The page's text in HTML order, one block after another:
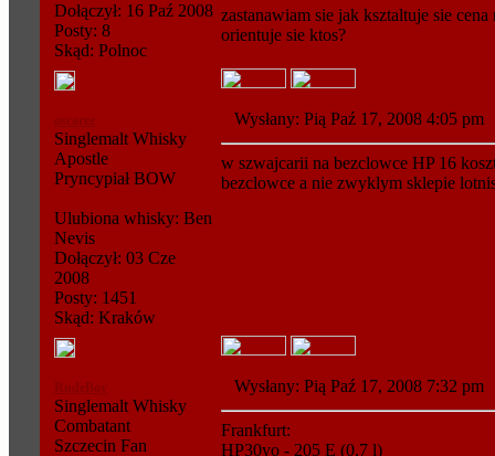
Dołączył: 16 Paź 2008
Posty: 8
Skąd: Polnoc
zastanawiam sie jak ksztaltuje sie
orientuje sie ktos?
oscarez
Singlemalt Whisky
Apostle
Pryncypiał BOW
Ulubiona whisky: Ben
Nevis
Dołączył: 03 Cze
2008
Posty: 1451
Skąd: Kraków
Wysłany: Pią Paź 17, 2008 4:05
w szwajcarii na bezclowce HP 16
bezclowce a nie zwyklym sklepie
RudeBoy
Singlemalt Whisky
Combatant
Szczecin Fan
Wysłany: Pią Paź 17, 2008 7:32
Frankfurt:
HP30yo - 205 E (0,7 l)